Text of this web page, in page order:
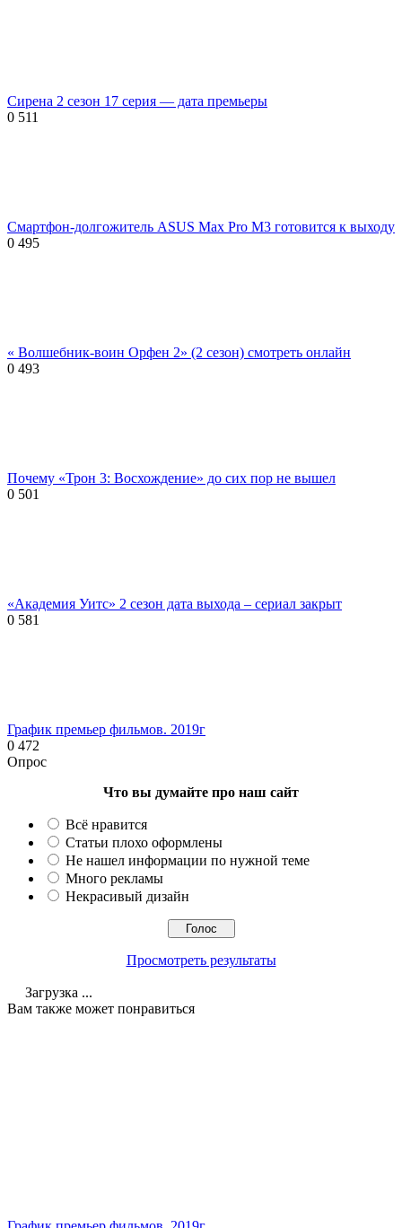
Сирена 2 сезон 17 серия — дата премьеры
0 511
Смартфон-долгожитель ASUS Max Pro M3 готовится к выходу
0 495
« Волшебник-воин Орфен 2» (2 сезон) смотреть онлайн
0 493
Почему «Трон 3: Восхождение» до сих пор не вышел
0 501
«Академия Уитс» 2 сезон дата выхода – сериал закрыт
0 581
График премьер фильмов. 2019г
0 472
Опрос
Что вы думайте про наш сайт
Всё нравится
Статьи плохо оформлены
Не нашел информации по нужной теме
Много рекламы
Некрасивый дизайн
Просмотреть результаты
Загрузка ...
Вам также может понравиться